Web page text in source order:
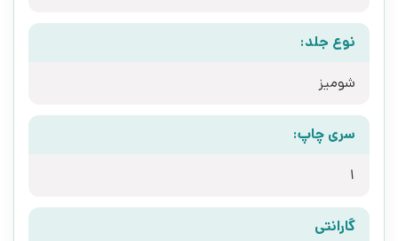
نوع جلد:
شومیز
سری چاپ:
1
گارانتی